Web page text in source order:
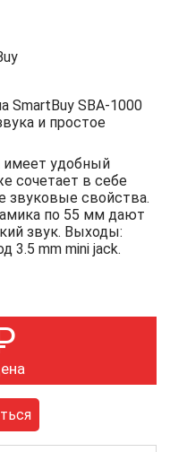
SmartBuy SBA-1000
и простое
имеет удобный
сочетает в себе
свойства.
по 55 мм дают
звук. Выходы:
3.5 mm mini jack.